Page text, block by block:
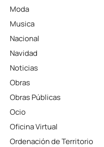
Moda
Musica
Nacional
Navidad
Noticias
Obras
Obras Públicas
Ocio
Oficina Virtual
Ordenación de Territorio